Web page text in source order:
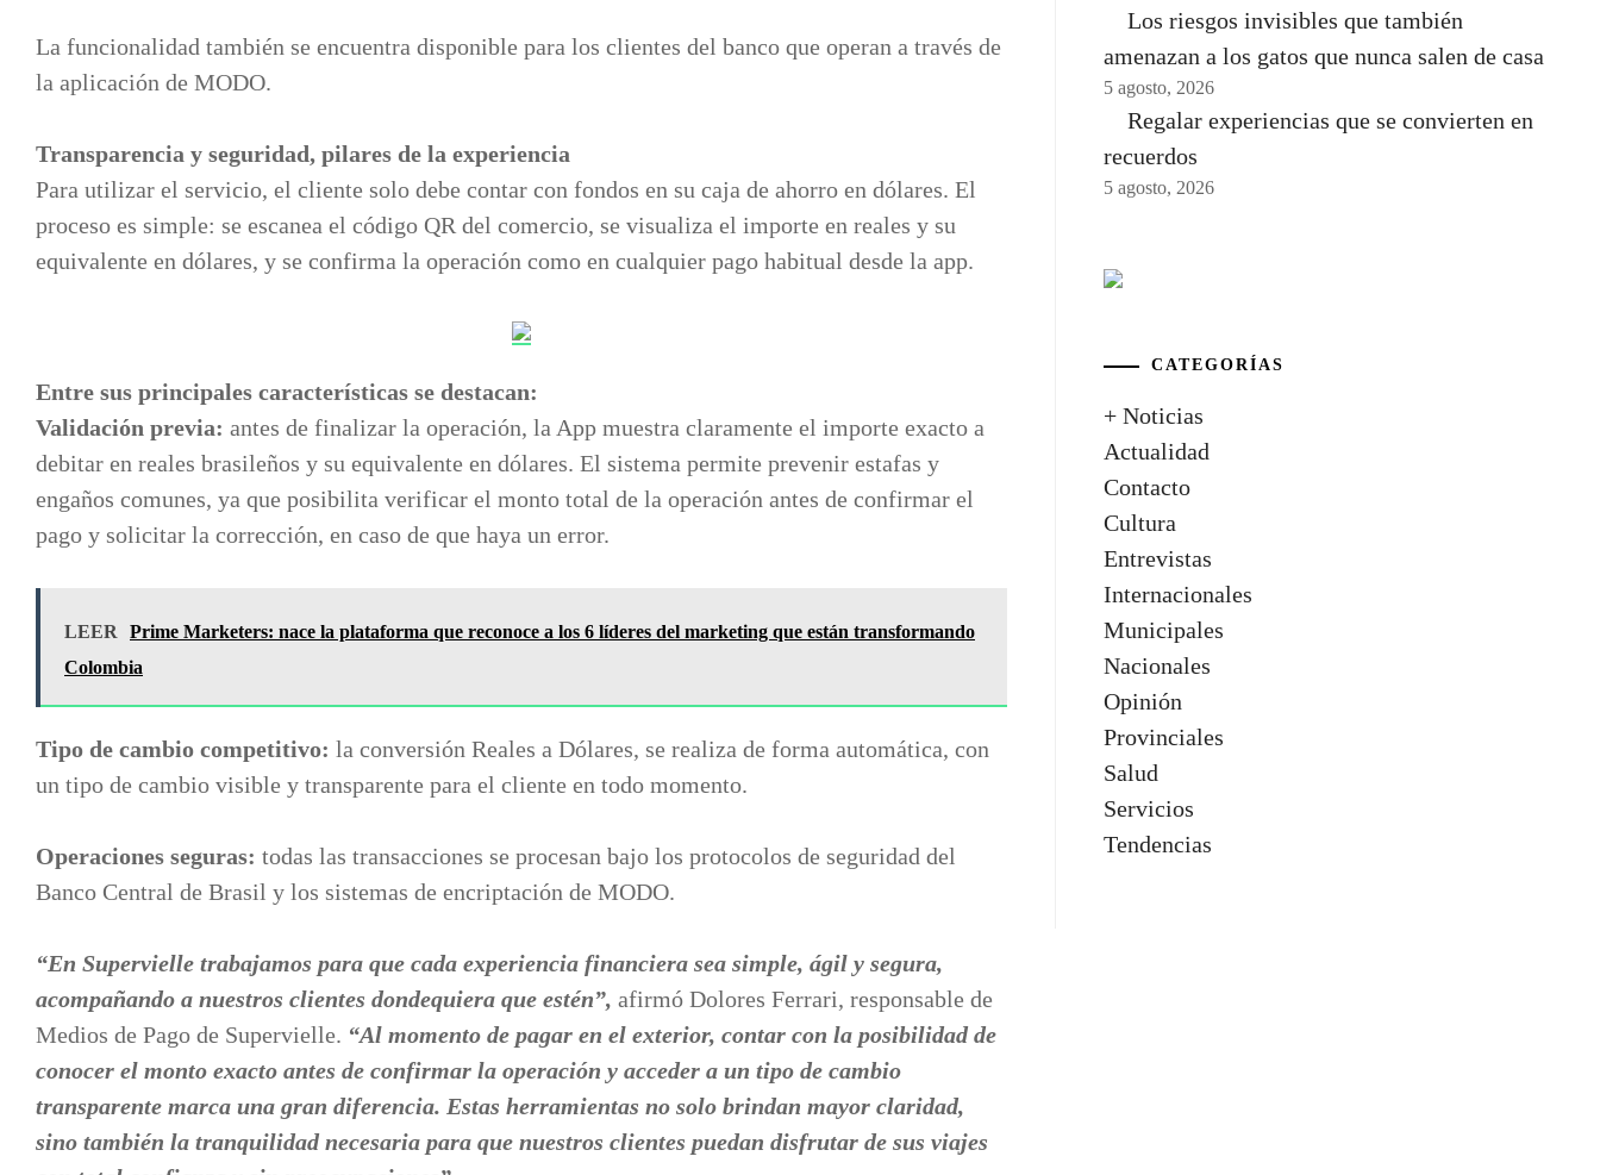
La funcionalidad también se encuentra disponible para los clientes del banco que operan a través de
la aplicación de MODO.
Transparencia y seguridad, pilares de la experiencia
Para utilizar el servicio, el cliente solo debe contar con fondos en su caja de ahorro en dólares. El
proceso es simple: se escanea el código QR del comercio, se visualiza el importe en reales y su
equivalente en dólares, y se confirma la operación como en cualquier pago habitual desde la app.
Entre sus principales características se destacan:
Validación previa: antes de finalizar la operación, la App muestra claramente el importe exacto a
debitar en reales brasileños y su equivalente en dólares. El sistema permite prevenir estafas y
engaños comunes, ya que posibilita verificar el monto total de la operación antes de confirmar el
pago y solicitar la corrección, en caso de que haya un error.
LEER
Prime Marketers: nace la plataforma que reconoce a los 6 líderes del marketing que están transformando
Colombia
Tipo de cambio competitivo: la conversión Reales a Dólares, se realiza de forma automática, con
un tipo de cambio visible y transparente para el cliente en todo momento.
Operaciones seguras: todas las transacciones se procesan bajo los protocolos de seguridad del
Banco Central de Brasil y los sistemas de encriptación de MODO.
“En Supervielle trabajamos para que cada experiencia financiera sea simple, ágil y segura,
acompañando a nuestros clientes dondequiera que estén”, afirmó Dolores Ferrari, responsable de
Medios de Pago de Supervielle. “Al momento de pagar en el exterior, contar con la posibilidad de
conocer el monto exacto antes de confirmar la operación y acceder a un tipo de cambio
transparente marca una gran diferencia. Estas herramientas no solo brindan mayor claridad,
sino también la tranquilidad necesaria para que nuestros clientes puedan disfrutar de sus viajes
Los riesgos invisibles que también
amenazan a los gatos que nunca salen de casa
5 agosto, 2026
Regalar experiencias que se convierten en
recuerdos
5 agosto, 2026
CATEGORÍAS
+ Noticias
Actualidad
Contacto
Cultura
Entrevistas
Internacionales
Municipales
Nacionales
Opinión
Provinciales
Salud
Servicios
Tendencias